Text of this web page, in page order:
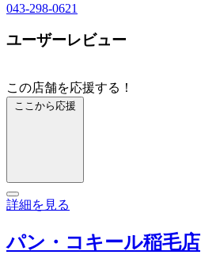
043-298-0621
ユーザーレビュー
この店舗を応援する！
ここから応援
詳細を見る
パン・コキール稲毛店